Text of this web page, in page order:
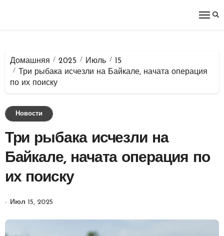
Домашняя 2025 Июль
15
Три рыбака исчезли на Байкале, начата операция
по их поиску
Новости
Три рыбака исчезли на
Байкале, начата операция по
их поиску
Июл 15, 2025